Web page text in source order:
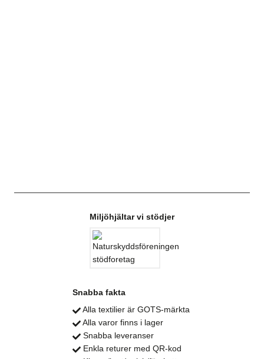
Miljöhjältar vi stödjer
Snabba fakta
Alla textilier är GOTS-märkta
Alla varor finns i lager
Snabba leveranser
Enkla returer med QR-kod